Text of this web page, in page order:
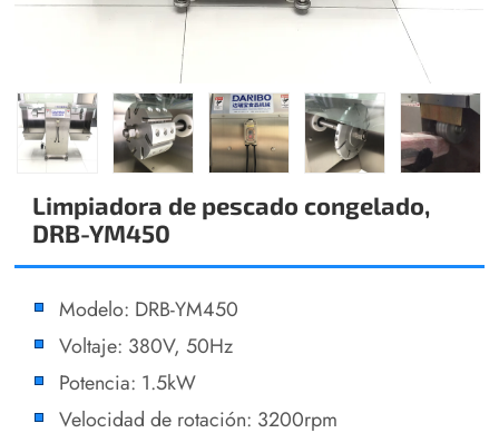
Limpiadora de pescado congelado,
DRB-YM450
Modelo: DRB-YM450
Voltaje: 380V, 50Hz
Potencia: 1.5kW
Velocidad de rotación: 3200rpm